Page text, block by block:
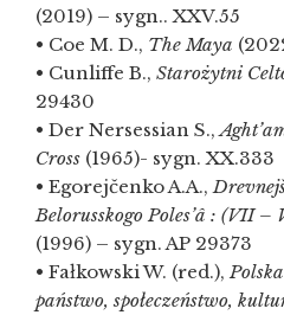
(2019) – sygn.. XXV.55
• Coe M. D., The Maya
• Cunliffe B., Starożytni
29430
• Der Nersessian S.,
Cross (1965)- sygn. XX.333
• Egorejčenko A.A.,
Belorusskogo Poles’â : (VII
(1996) – sygn. AP 29373
• Fałkowski W. (red.),
państwo, społeczeństwo,